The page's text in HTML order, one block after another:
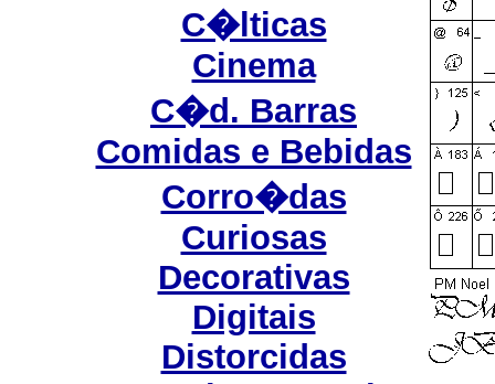
C�lticas
Cinema
C�d. Barras
Comidas e Bebidas
Corro�das
Curiosas
Decorativas
Digitais
Distorcidas